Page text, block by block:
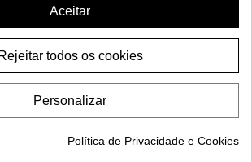
OBLAKO X
ADD TO CART
Aceitar
Rejeitar todos os cookies
Personalizar
Política de Privacidade e Cookies